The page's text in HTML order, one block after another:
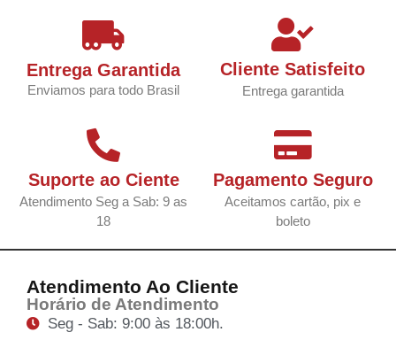
Entrega Garantida
Enviamos para todo Brasil
Cliente Satisfeito
Entrega garantida
Suporte ao Ciente
Atendimento Seg a Sab: 9 as
18
Pagamento Seguro
Aceitamos cartão, pix e
boleto
Atendimento Ao Cliente
Horário de Atendimento
Seg - Sab: 9:00 às 18:00h.